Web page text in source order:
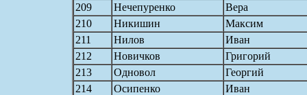
209
Нечепуренко
Вера
210
Никишин
Максим
211
Нилов
Иван
212
Новичков
Григорий
213
Одновол
Георгий
214
Осипенко
Иван